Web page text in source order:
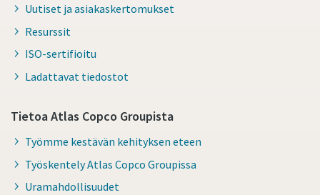
Uutiset ja asiakaskertomukset
Resurssit
ISO-sertifioitu
Ladattavat tiedostot
Tietoa Atlas Copco Groupista
Työmme kestävän kehityksen eteen
Työskentely Atlas Copco Groupissa
Uramahdollisuudet